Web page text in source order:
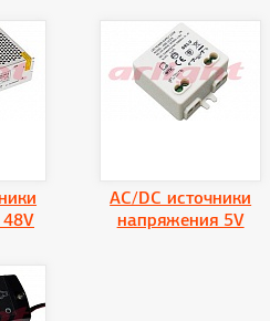
AC/DC источники
напряжения 5V